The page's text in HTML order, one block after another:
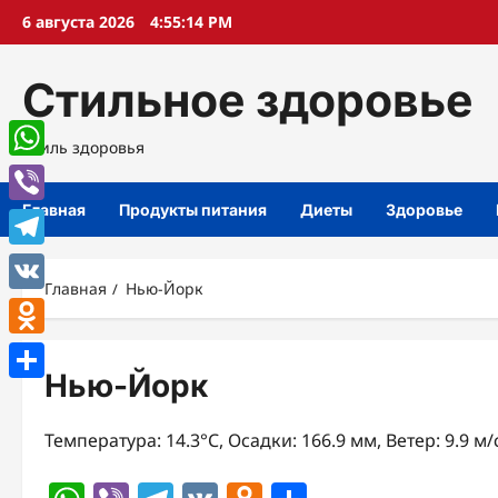
Перейти
6 августа 2026 4:55:14 PM
Стильное здоровье
Стиль здоровья
Главная Продукты питания Диеты Здоровье
Главная Нью-Йорк
Нью-Йорк
Температура: 14.3°C, Осадки: 166.9 мм, Ветер: 9.9
WhatsApp
Viber
Telegram
VK
Odnoklassniki
Отправить